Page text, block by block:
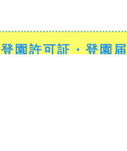
登園許可証・登園届